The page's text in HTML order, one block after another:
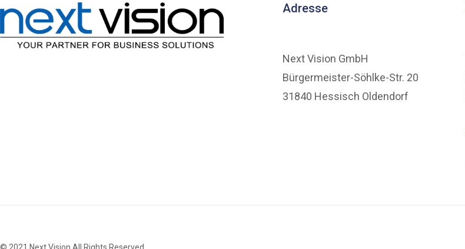
Adresse
Next Vision GmbH
Bürgermeister-Söhlke-Str. 20
31840 Hessisch Oldendorf